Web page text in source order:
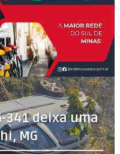
341 deixa uma
MG